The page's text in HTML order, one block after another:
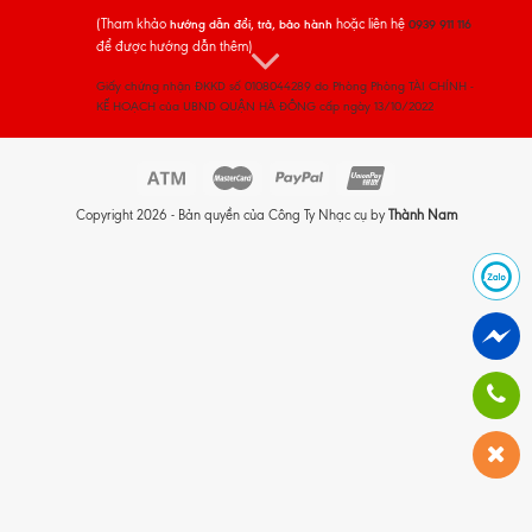
(Tham khảo hướng dẫn đổi, trả, bảo hành hoặc liên hệ 0939 911 116
để được hướng dẫn thêm)
Giấy chứng nhận ĐKKD số 0108044289 do Phòng Phòng TÀI CHÍNH -
KẾ HOẠCH của UBND QUẬN HÀ ĐÔNG cấp ngày 13/10/2022
Copyright 2026 - Bản quyền của Công Ty Nhạc cụ by Thành Nam